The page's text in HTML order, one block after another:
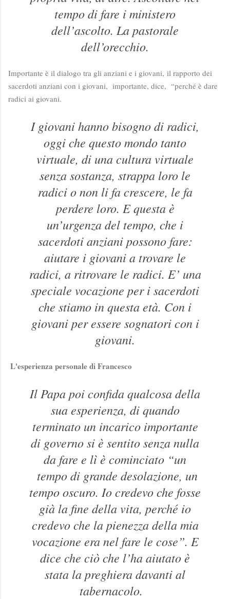
tempo di fare i ministero
dell’ascolto. La pastorale
dell’orecchio.
Importante è il dialogo tra gli anziani e i giovani, il rapporto dei
sacerdoti anziani con i giovani, importante, dice, “perché è dare
radici ai giovani.
I giovani hanno bisogno di radici,
oggi che questo mondo tanto
virtuale, di una cultura virtuale
senza sostanza, strappa loro le
radici o non li fa crescere, le fa
perdere loro. E questa è
un’urgenza del tempo, che i
sacerdoti anziani possono fare:
aiutare i giovani a trovare le
radici, a ritrovare le radici. E’ una
speciale vocazione per i sacerdoti
che stiamo in questa età. Con i
giovani per essere sognatori con i
giovani.
L'esperienza personale di Francesco
Il Papa poi confida qualcosa della
sua esperienza, di quando
terminato un incarico importante
di governo si è sentito senza nulla
da fare e lì è cominciato “un
tempo di grande desolazione, un
tempo oscuro. Io credevo che fosse
già la fine della vita, perché io
credevo che la pienezza della mia
vocazione era nel fare le cose”. E
dice che ciò che l’ha aiutato è
stata la preghiera davanti al
tabernacolo.